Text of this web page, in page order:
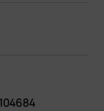
104684